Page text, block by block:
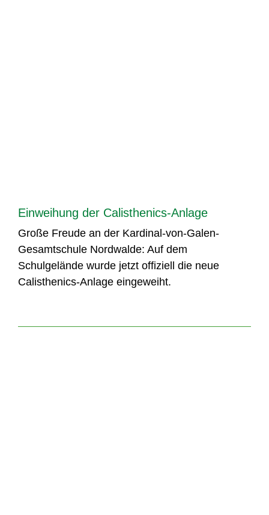
Einweihung der Calisthenics-Anlage
Große Freude an der Kardinal-von-Galen-
Gesamtschule Nordwalde: Auf dem
Schulgelände wurde jetzt offiziell die neue
Calisthenics-Anlage eingeweiht.